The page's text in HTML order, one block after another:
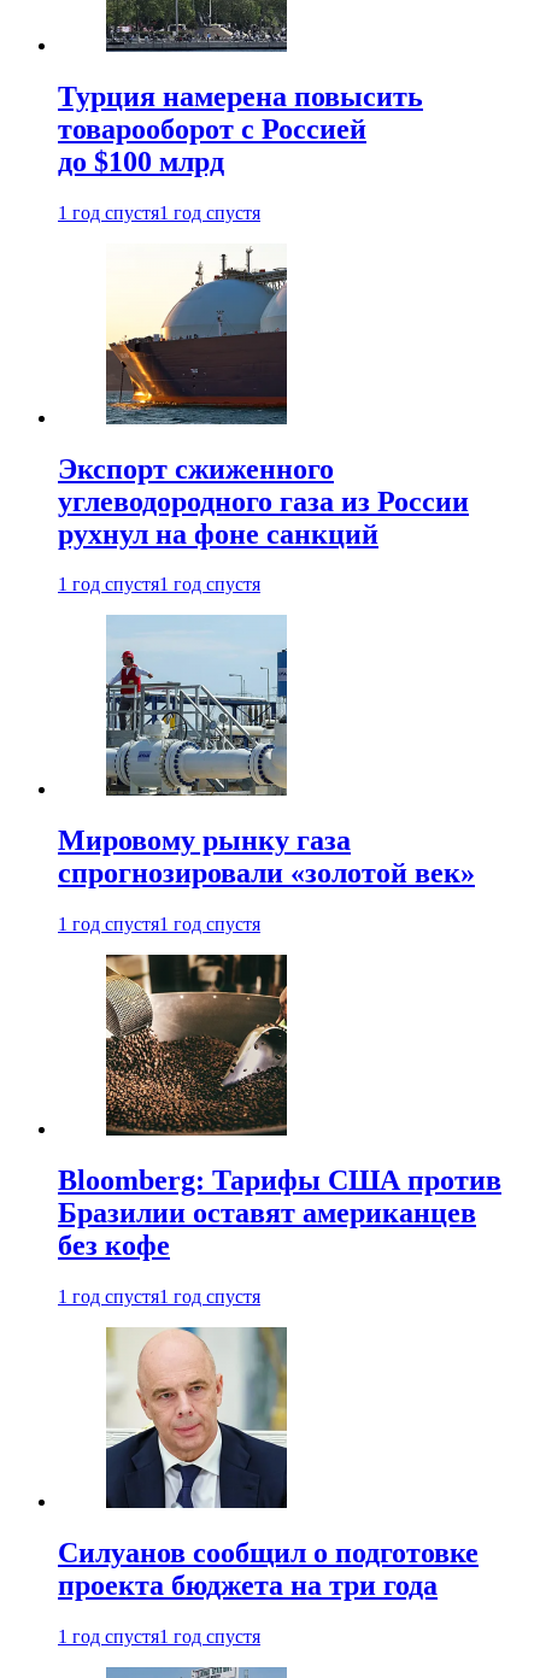
Турция намерена повысить
товарооборот с Россией
до $100 млрд
1 год спустя1 год спустя
Экспорт сжиженного
углеводородного газа из России
рухнул на фоне санкций
1 год спустя1 год спустя
Мировому рынку газа
спрогнозировали «золотой век»
1 год спустя1 год спустя
Bloomberg: Тарифы США против
Бразилии оставят американцев
без кофе
1 год спустя1 год спустя
Силуанов сообщил о подготовке
проекта бюджета на три года
1 год спустя1 год спустя